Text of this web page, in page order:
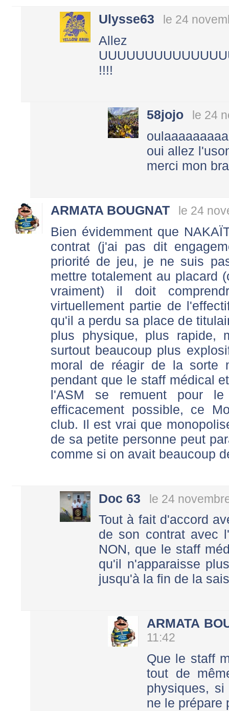
Ulysse63 le 24
Allez
!!!!
58jojo le 24
oui allez
merci mon
ARMATA BOUGNAT le 24
Bien évidemment que
contrat (j'ai pas dit
priorité de jeu, je ne suis
mettre totalement au placard
vraiment) il doit
virtuellement partie de
qu'il a perdu sa place de
plus physique, plus rapide,
surtout beaucoup plus
moral de réagir de la sorte
pendant que le staff médical
l'ASM se remuent pour
efficacement possible, ce
club. Il est vrai que
de sa petite personne peut
comme si on avait beaucoup
Doc 63 le 24
Tout à fait d'accord
de son contrat avec
NON, que le staff
qu'il n'apparaisse
jusqu'à la fin de la
ARMATA
11:42
Que le staff
tout de
physiques,
ne le prépare